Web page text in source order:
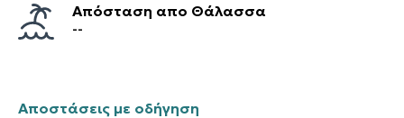
Απόσταση απο Θάλασσα
--
Αποστάσεις με οδήγηση